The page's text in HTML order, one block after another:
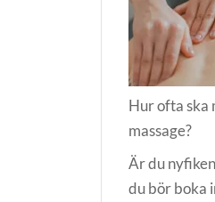
Hur ofta ska
massage?
Är du
du bör boka